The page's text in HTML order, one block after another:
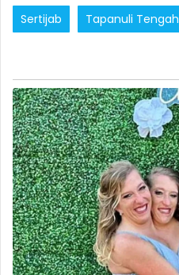
Sertijab Tapanuli Tengah